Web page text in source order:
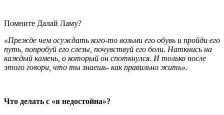
Помните Далай Ламу?
«Прежде чем осуждать кого-то возьми его обувь и пройди его
путь, попробуй его слезы, почувствуй его боли. Наткнись на
каждый камень, о который он споткнулся. И только после
этого говори, что ты знаешь- как правильно жить».
Что делать с «я недостойна»?